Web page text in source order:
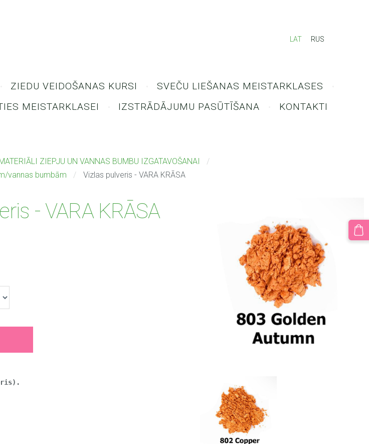
ZIEDU VEIDOŠANAS KURSI
SVEČU LIEŠANAS MEISTARKLASES
MEISTARKLASEI IZSTRĀDĀJUMU PASŪTĪŠANA KONTAKTI
LAT RUS
ZIEPJU UN VANNAS BUMBU IZGATAVOŠANAI
vannas bumbām
Vizlas pulveris - VARA KRĀSA
- VARA KRĀSA